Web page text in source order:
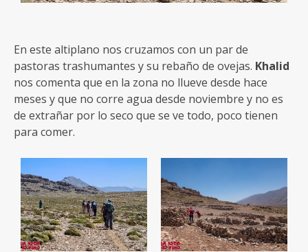
En este altiplano nos cruzamos con un par de
pastoras trashumantes y su rebaño de ovejas. Khalid
nos comenta que en la zona no llueve desde hace
meses y que no corre agua desde noviembre y no es
de extrañar por lo seco que se ve todo, poco tienen
para comer.